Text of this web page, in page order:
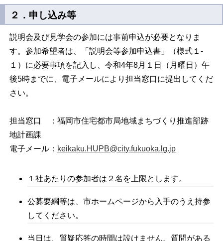
２．申し込み等
説明会及び見学会の参加には事前申込が必要となりま
す。参加希望者は、「説明会等参加申込書」（様式１-
１）に必要事項を記入し、令和4年8月１日（月曜日）午
後5時までに、電子メールにより担当窓口に提出してくだ
さい。
担当窓口 ：福岡市住宅都市局地域まちづくり推進部跡
地計画課
電子メール： keikaku.HUPB@city.fukuoka.lg.jp
１社あたりの参加者は２名を上限とします。
公募要綱等は、市ホームページから入手のうえ持参
してください。
当日は、質疑応答の時間は設けません。質問がある